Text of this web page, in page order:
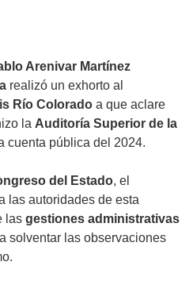
Arenivar Martínez
realizó un exhorto al
Río Colorado a que aclare
la Auditoría Superior de la
cuenta pública del 2024.
del Estado, el
las autoridades de esta
las gestiones administrativas
solventar las observaciones